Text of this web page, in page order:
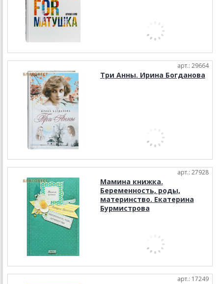
арт.: 29664
Три Анны. Ирина Богданова
арт.: 27928
Мамина книжка.
Беременность, роды,
материнство. Екатерина
Бурмистрова
арт.: 17249